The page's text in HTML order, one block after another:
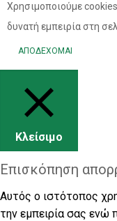
Χρησιμοποιούμε
δυνατή εμπειρία στη
ΑΠΟΔΕΧΟΜΑΙ
Κλείσιμο
Επισκόπηση
Αυτός ο ιστότοπος
την εμπειρία σας ενώ